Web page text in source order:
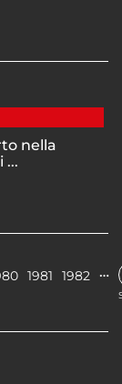
nella
...
1981 1982 …